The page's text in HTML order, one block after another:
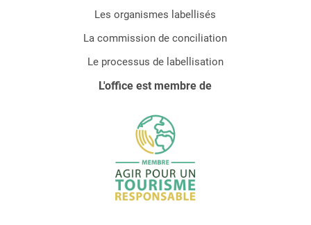
Les organismes labellisés
La commission de conciliation
Le processus de labellisation
L'office est membre de